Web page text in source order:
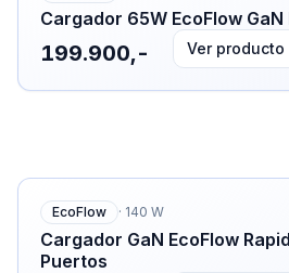
Cargador 65W EcoFlow GaN
199.900,- Ver producto
EcoFlow · 140 W
Cargador GaN EcoFlow
Puertos